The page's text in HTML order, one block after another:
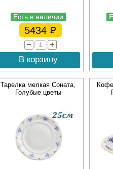
Есть в наличии
5434
В корзину
Тарелка мелкая Соната,
Голубые цветы